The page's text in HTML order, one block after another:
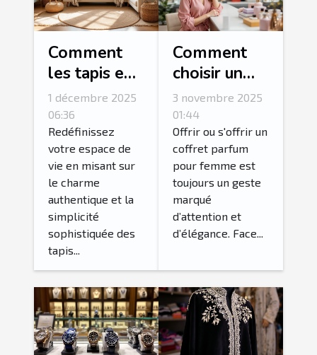
Comment
les tapis en
jute peuvent
transformer
votre
intérieur ?
1 décembre 2025
06:36
Redéfinissez
votre espace de
vie en misant sur
le charme
authentique et la
simplicité
sophistiquée des
tapis...
Comment
choisir un
coffret
parfum pour
femme idéal
?
3 novembre 2025
01:44
Offrir ou s'offrir un
coffret parfum
pour femme est
toujours un geste
marqué
d’attention et
d’élégance. Face...